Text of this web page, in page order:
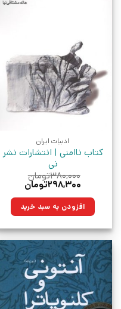
ادبیات ایران
کتاب ناامنی | انتشارات نشر
نی
۳۸۰,۰۰۰تومان
قیمت
۳۸۰,۰۰۰تومان
بود.
۲۹۸,۳۰۰تومان
۲۹۸,۳۰۰تومان.افزودن به سبد خرید